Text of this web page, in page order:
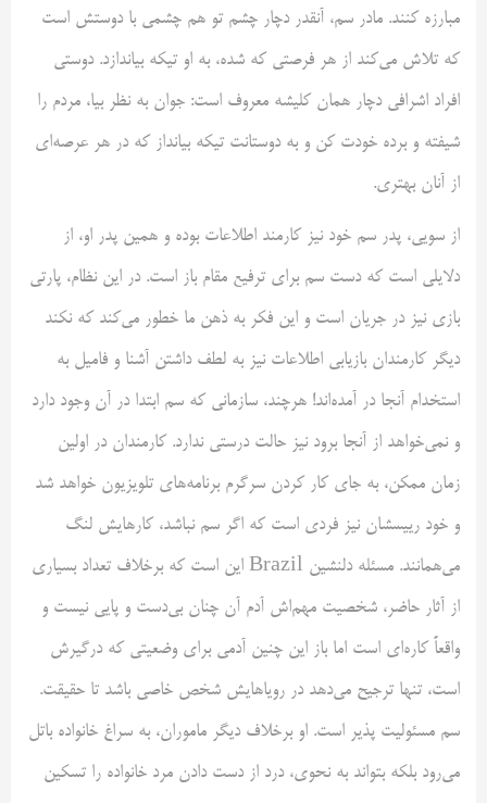
مبارزه کنند. مادر سم، آنقدر دچار چشم تو هم چشمی با دوستش است
که تلاش می‌کند از هر فرصتی که شده، به او تیکه بیاندازد. دوستی
افراد اشرافی دچار همان کلیشه معروف است: جوان به نظر بیا، مردم را
شیفته و برده خودت کن و به دوستانت تیکه بیانداز که در هر عرصه‌ای
از آنان بهتری.
از سویی، پدر سم خود نیز کارمند اطلاعات بوده و همین پدر او، از
دلایلی است که دست سم برای ترفیع مقام باز است. در این نظام، پارتی
بازی نیز در جریان است و این فکر به ذهن ما خطور می‌کند که نکند
دیگر کارمندان بازیابی اطلاعات نیز به لطف داشتن آشنا و فامیل به
استخدام آنجا در آمده‌اند! هرچند، سازمانی که سم ابتدا در آن وجود دارد
و نمی‌خواهد از آنجا برود نیز حالت درستی ندارد. کارمندان در اولین
زمان ممکن، به جای کار کردن سرگرم برنامه‌های تلویزیون خواهد شد
و خود رییسشان نیز فردی است که اگر سم نباشد، کارهایش لنگ
می‌همانند. مسئله دلنشین Brazil این است که برخلاف تعداد بسیاری
از آثار حاضر، شخصیت مهم‌اش آدم آن چنان بی‌دست و پایی نیست و
واقعاً کاره‌ای است اما باز این چنین آدمی برای وضعیتی که درگیرش
است، تنها ترجیح می‌دهد در رویاهایش شخص خاصی باشد تا حقیقت.
سم مسئولیت پذیر است. او برخلاف دیگر ماموران، به سراغ خانواده باتل
می‌رود بلکه بتواند به نحوی، درد از دست دادن مرد خانواده را تسکین